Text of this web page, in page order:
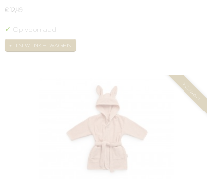
€ 12,49
✓ Op voorraad
IN WINKELWAGEN
1-2 Jaar!